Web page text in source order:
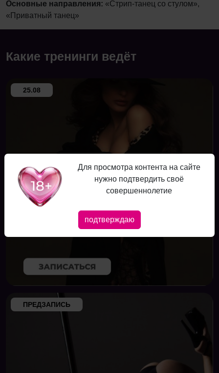
Основные направления: «Стрип-танец со стулом»,
«Приватный танец»
Какие тренинги ведёт
Приватный танец
25.08
ПРЕДЗАПИСЬ
Для просмотра контента на сайте
нужно подтвердить своё
совершеннолетие
подтверждаю